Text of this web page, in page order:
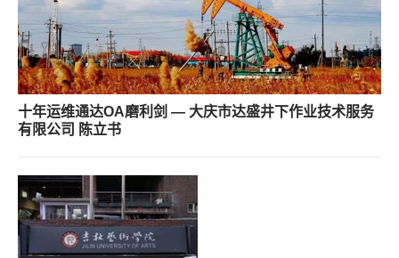
十年运维通达OA磨利剑 — 大庆市达盛井下作业技术服务
有限公司 陈立书